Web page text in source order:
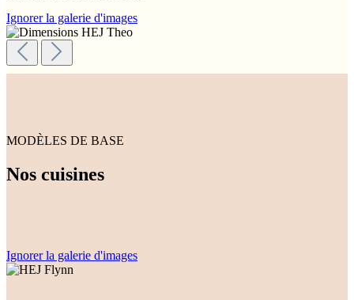
Ignorer la galerie d'images
MODÈLES DE BASE
Nos cuisines
Ignorer la galerie d'images